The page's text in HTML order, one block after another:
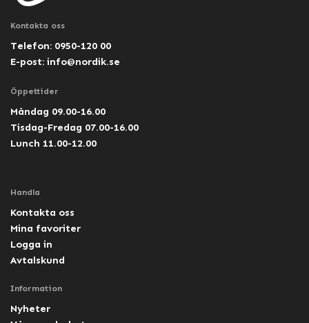
Kontakta oss
Telefon: 0950-120 00
E-post: info@nordik.se
Öppettider
Måndag 09.00-16.00
Tisdag-Fredag 07.00-16.00
Lunch 11.00-12.00
Handla
Kontakta oss
Mina favoriter
Logga in
Avtalskund
Information
Nyheter